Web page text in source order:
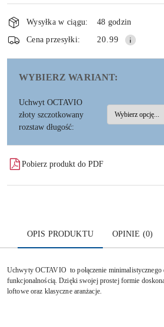
Wyślij
Dostępność
i
dostawa
Wysyłka w ciągu:
48 godzin
Cena przesyłki:
20.99
WYBIERZ WARIANT:
Uchwyt OCTAVIO
złoty szczotkowany
rozstaw długość:
Pobierz produkt do PDF
OPIS PRODUKTU OPINIE (0)
Uchwyty OCTAVIO to połączenie minimalistycznego
funkcjonalnością. Dzięki swojej prostej formie
loftowe oraz klasyczne aranżacje.